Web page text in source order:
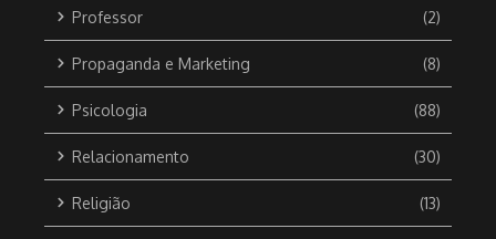
Professor (2)
Propaganda e Marketing (8)
Psicologia (88)
Relacionamento (30)
Religião (13)